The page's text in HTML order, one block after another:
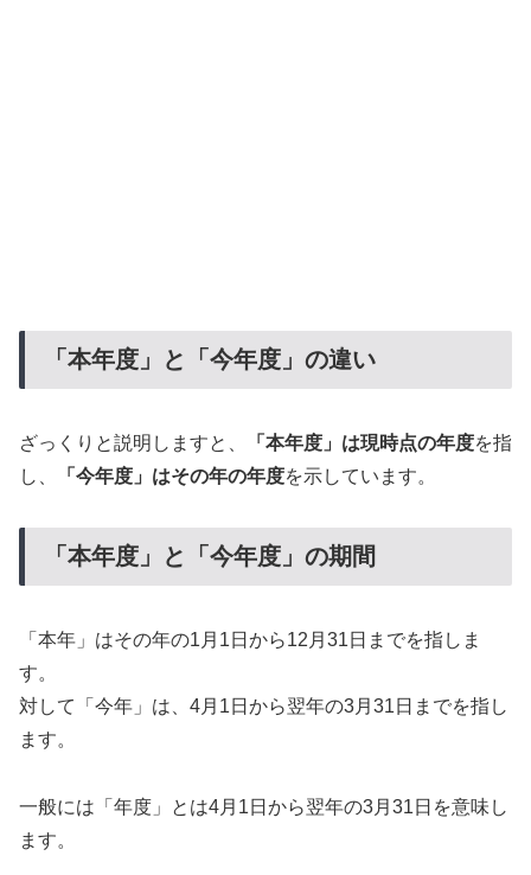
「本年度」と「今年度」の違い
ざっくりと説明しますと、 「本年度」は現時点の年度を指
し、
「今年度」はその年の年度を示しています。
「本年度」と「今年度」の期間
「本年」はその年の1月1日から12月31日までを指しま
す。
対して「今年」は、4月1日から翌年の3月31日までを指し
ます。
一般には「年度」とは4月1日から翌年の3月31日を意味し
ます。